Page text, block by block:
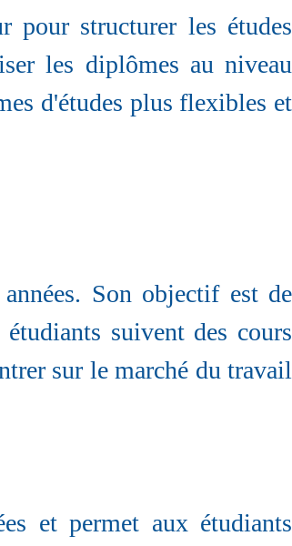
pour structurer les études
les diplômes au niveau
d'études plus flexibles et
Son objectif est de
suivent des cours
sur le marché du travail
et permet aux étudiants